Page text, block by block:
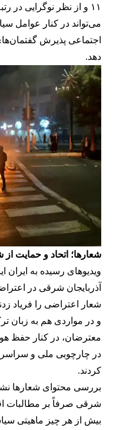
می‌تواند در کنار عوامل
اجتماعی پذیرش
دهد.
شعارها؛ اتحاد و حمایت از
ویدیوهای رسیده به ایران
شعار اعتراضی را فریاد
و در مواردی هم به زبان
معترضان، در کنار حفظ
در چارچوبی ملی و
کردند.
بررسی محتوای شعارها
شرقی صرفاً بر مطالبات
بیش از هر چیز ماهیتی